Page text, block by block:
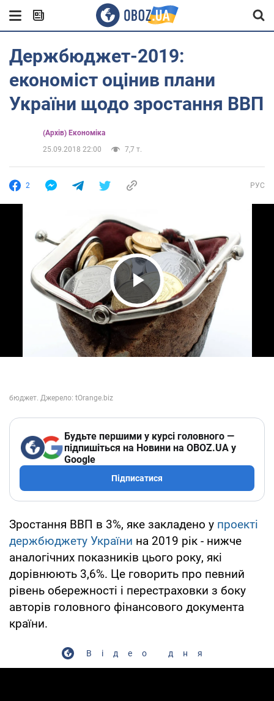
Держбюджет-2019:
економіст оцінив плани
України щодо зростання ВВП
(Архів) Економіка
25.09.2018 22:00
7,7 т.
2 РУС
Play Video
Будьте першими у курсі головного —
підпишіться на Новини на OBOZ.UA у
Google
Підписатися
Зростання ВВП в 3%, яке закладено у проекті
держбюджету України на 2019 рік - нижче
аналогічних показників цього року, які
дорівнюють 3,6%. Це говорить про певний
рівень обережності і перестраховки з боку
авторів головного фінансового документа
країни.
Відео дня